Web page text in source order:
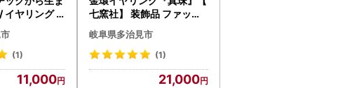
団体の指定について（通知）」にて、地方税法（昭
ふるさと納税の対象となる地方団体として指定さ
イヤリング s
ちゃん ベー
見市[TFC01
(1)
11,000
七窯社】 装飾品 ファッシ
ョン アクセサリー かわい
い おしゃれ [TAP013]
岐阜県多治見市
(1)
21,000